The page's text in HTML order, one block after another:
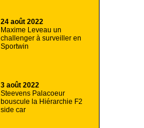
24 août 2022
Maxime Leveau un
challenger à surveiller en
Sportwin
3 août 2022
Steevens Palacoeur
bouscule la Hiérarchie F2
side car